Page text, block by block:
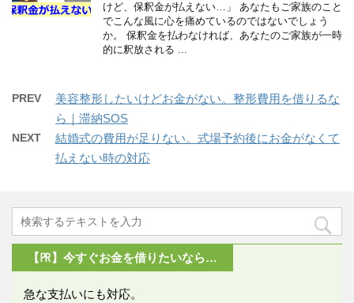
けど、保釈金が払えない…」 あなたもご家族のこと
でこんな風に心を痛めているのではないでしょう
か。 保釈金を払わなければ、あなたのご家族が一時
的に釈放される ...
PREV
美容整形したいけどお金がない。整形費用を借りるな
ら｜滞納SOS
NEXT
結婚式の費用が足りない。式場予約後にお金がなくて
払えない時の対応
【㏚】今すぐお金を借りたいなら…
急な支払いにも対応。